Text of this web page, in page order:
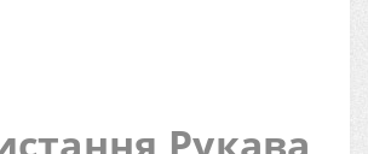
Рукава